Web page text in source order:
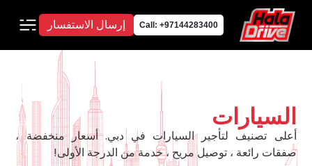
Call: +97144283400 إرسال الاستفسار
السيارات
أعلى تصنيف لتأجير السيارات في دبي. أسعار منخفضة ،
صفقات رائعة ، توصيل مريح ، خدمة من الدرجة الأولى!